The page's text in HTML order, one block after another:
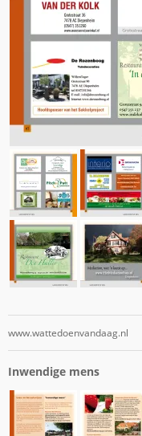
www.wattedoenvandaag.nl
Inwendige mens